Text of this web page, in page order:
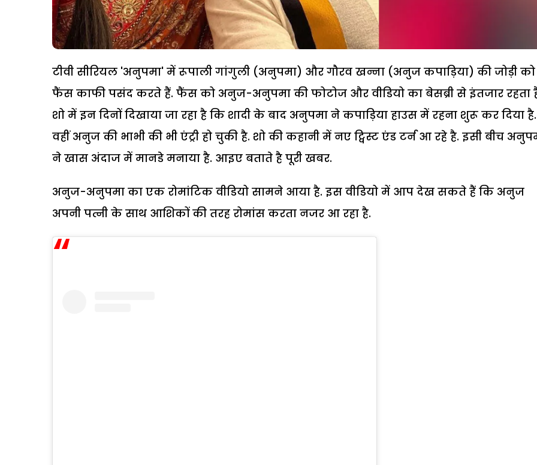
टीवी सीरियल 'अनुपमा' में रूपाली गांगुली (अनुपमा) और गौरव खन्ना (अनुज कपाड़िया) की जोड़ी को
फैंस काफी पसंद करते हैं. फैंस को अनुज-अनुपमा की फोटोज और वीडियो का बेसब्री से इंतजार रहता
शो में इन दिनों दिखाया जा रहा है कि शादी के बाद अनुपमा ने कपाड़िया हाउस में रहना शुरू कर दिया
वहीं अनुज की भाभी की भी एंट्री हो चुकी है. शो की कहानी में नए ट्विस्ट एंड टर्न आ रहे है. इसी बीच
ने खास अंदाज में मानडे मनाया है. आइए बताते है पूरी खबर.
अनुज-अनुपमा का एक रोमांटिक वीडियो सामने आया है. इस वीडियो में आप देख सकते हैं कि अनुज
अपनी पत्नी के साथ आशिकों की तरह रोमांस करता नजर आ रहा है.